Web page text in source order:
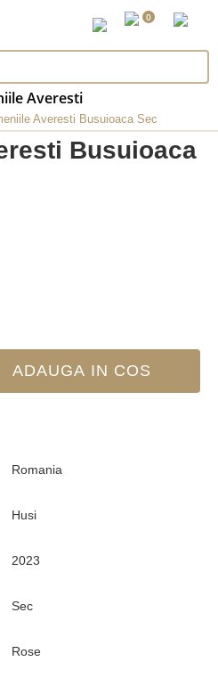
0
Averesti
Averesti Busuioaca Sec
Busuioaca
ADAUGA IN COS
Romania
Husi
2023
Sec
Rose